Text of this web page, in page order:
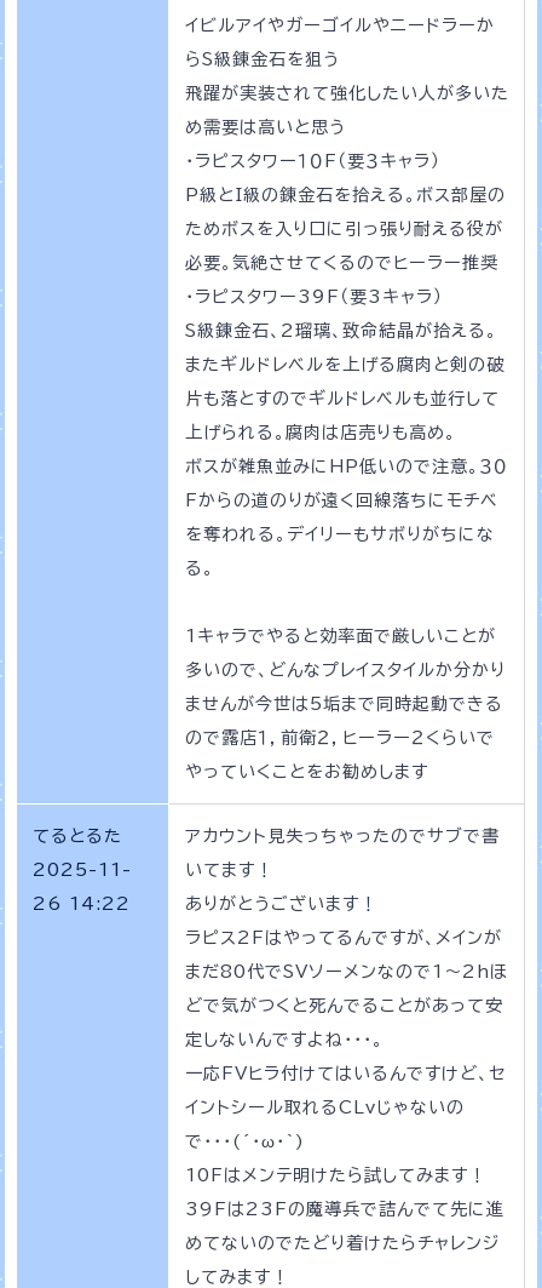
イビルアイやガーゴイルやニードラーか
らS級錬金石を狙う
飛躍が実装されて強化したい人が多いた
め需要は高いと思う
・ラピスタワー１０F（要３キャラ）
P級とI級の錬金石を拾える。ボス部屋の
ためボスを入り口に引っ張り耐える役が
必要。気絶させてくるのでヒーラー推奨
・ラピスタワー3９F（要3キャラ）
S級錬金石、2瑠璃、致命結晶が拾える。
またギルドレベルを上げる腐肉と剣の破
片も落とすのでギルドレベルも並行して
上げられる。腐肉は店売りも高め。
ボスが雑魚並みにHP低いので注意。３０
Fからの道のりが遠く回線落ちにモチベ
を奪われる。デイリーもサボりがちにな
る。
1キャラでやると効率面で厳しいことが
多いので、どんなプレイスタイルか分かり
ませんが今世は5垢まで同時起動できる
ので露店１，前衛２，ヒーラー２くらいで
やっていくことをお勧めします
てるとるた
2025-11-
26 14:22
アカウント見失っちゃったのでサブで書
いてます！
ありがとうございます！
ラピス2Fはやってるんですが、メインが
まだ80代でSVソーメンなので1～2hほ
どで気がつくと死んでることがあって安
定しないんですよね・・・。
一応FVヒラ付けてはいるんですけど、セ
イントシール取れるCLvじゃないの
で・・・(´・ω・｀)
10Fはメンテ明けたら試してみます！
39Fは23Fの魔導兵で詰んでて先に進
めてないのでたどり着けたらチャレンジ
してみます！